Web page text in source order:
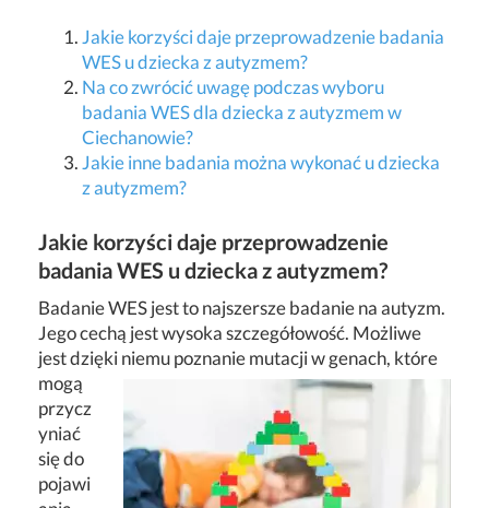
Jakie korzyści daje przeprowadzenie badania
WES u dziecka z autyzmem?
Na co zwrócić uwagę podczas wyboru
badania WES dla dziecka z autyzmem w
Ciechanowie?
Jakie inne badania można wykonać u dziecka
z autyzmem?
Jakie korzyści daje przeprowadzenie
badania WES u dziecka z autyzmem?
Badanie WES jest to najszersze badanie na autyzm.
Jego cechą jest wysoka szczegółowość. Możliwe
jest dzięki niemu poznanie mutacji w genach, które
mogą
przycz
yniać
się do
pojawi